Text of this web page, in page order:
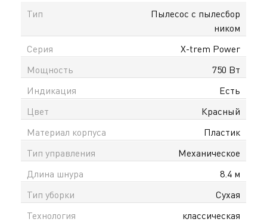
Тип
Пылесос с пылесбор
ником
Серия
X-trem Power
Мощность
750 Вт
Индикация
Есть
Цвет
Красный
Материал корпуса
Пластик
Тип управления
Механическое
Длина шнура
8.4 м
Тип уборки
Сухая
Технология
классическая